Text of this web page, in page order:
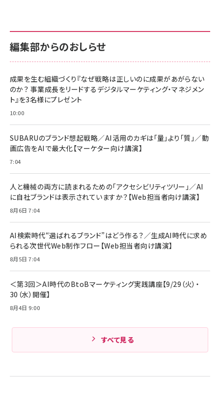
編集部からのおしらせ
成果を生む組織づくり『なぜ戦略は正しいのに成果があがらない
のか？ 事業成長をリードするデジタルマーケティング・マネジメン
ト』を3名様にプレゼント
10:00
SUBARUのブランド想起戦略／AI活用のカギは「量」より「質」／動
画広告をAIで最大化【マーケター向け講演】
7:04
人と機械の両方に読まれるための「アクセシビリティツリー」／AI
に自社ブランドは表示されていますか？【Web担当者向け講演】
8月6日 7:04
AI検索時代“選ばれるブランド”はどう作る？／生成AI時代に求め
られる次世代Web制作フロー【Web担当者向け講演】
8月5日 7:04
＜第3回＞AI時代のBtoBマーケティング実践講座【9/29（火）・
30（水）開催】
8月4日 9:00
すべて見る